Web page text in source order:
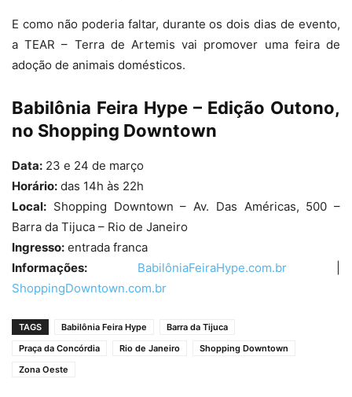
E como não poderia faltar, durante os dois dias de evento,
a TEAR – Terra de Artemis vai promover uma feira de
adoção de animais domésticos.
Babilônia Feira Hype – Edição Outono,
no Shopping Downtown
Data: 23 e 24 de março
Horário: das 14h às 22h
Local: Shopping Downtown – Av. Das Américas, 500 –
Barra da Tijuca – Rio de Janeiro
Ingresso: entrada franca
Informações:
BabilôniaFeiraHype.com.br|
ShoppingDowntown.com.br
TAGS Babilônia Feira Hype
Barra da Tijuca
Praça da Concórdia
Rio de Janeiro
Shopping Downtown
Zona Oeste